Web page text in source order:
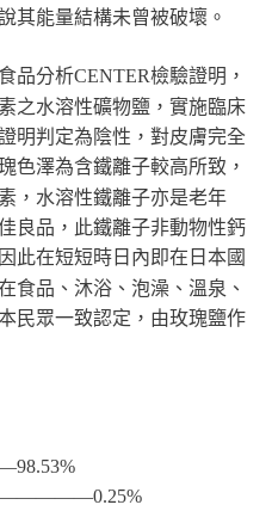
其能量結構未曾被破壞。
品分析CENTER檢驗證明，
之水溶性礦物鹽，實施臨床
明判定為陰性，對皮膚完全
色澤為含鐵離子較高所致，
，水溶性鐵離子亦是老年
良品，此鐵離子非動物性鈣
此在短短時日內即在日本國
食品、沐浴、泡澡、溫泉、
民眾一致認定，由玫瑰鹽作